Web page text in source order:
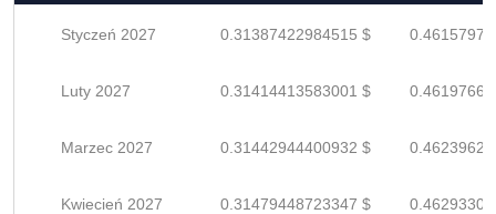
Styczeń 2027 0.31387422984515 $
Luty 2027 0.31414413583001 $
Marzec 2027 0.31442944400932 $
Kwiecień 2027 0.31479448723347 $